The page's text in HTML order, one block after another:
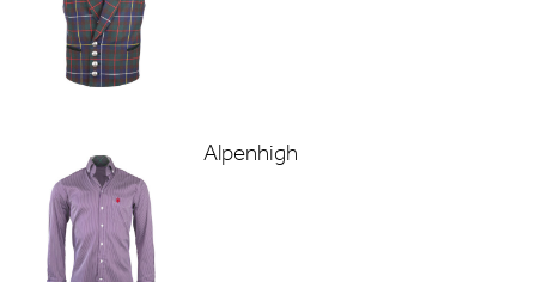
Alpenhigh